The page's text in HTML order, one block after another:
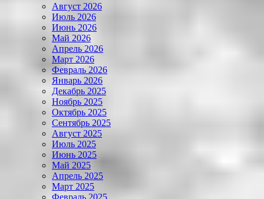
Август 2026
Июль 2026
Июнь 2026
Май 2026
Апрель 2026
Март 2026
Февраль 2026
Январь 2026
Декабрь 2025
Ноябрь 2025
Октябрь 2025
Сентябрь 2025
Август 2025
Июль 2025
Июнь 2025
Май 2025
Апрель 2025
Март 2025
Февраль 2025